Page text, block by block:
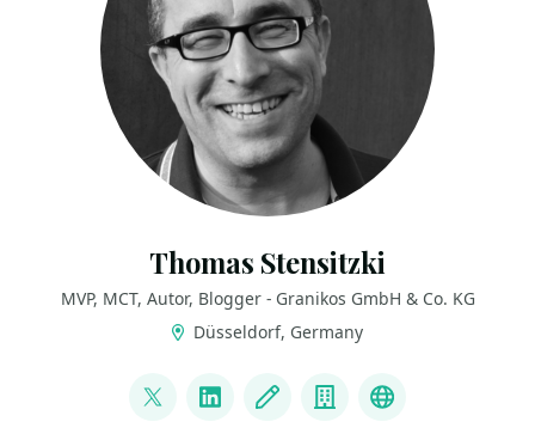
Thomas Stensitzki
MVP, MCT, Autor, Blogger - Granikos GmbH & Co. KG
Düsseldorf, Germany
@stensitzki
LinkedInBlog CompanyLinktree